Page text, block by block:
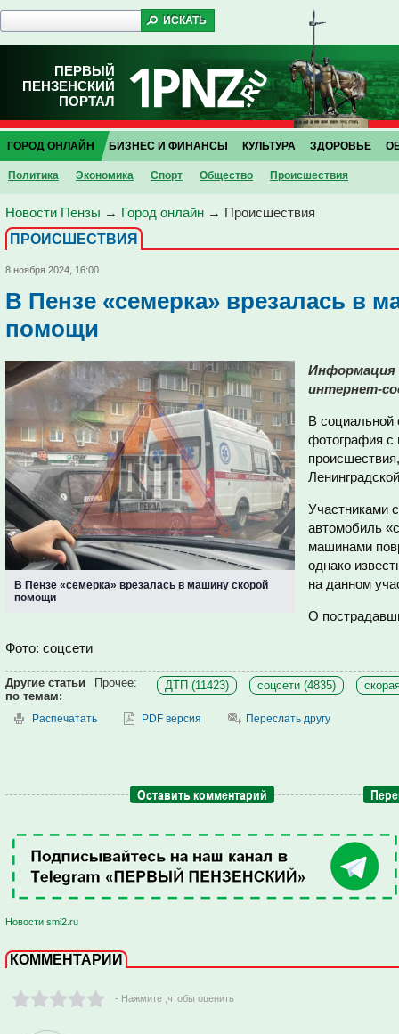
ПЕРВЫЙ
ПЕНЗЕНСКИЙ
ПОРТАЛ
ГОРОД ОНЛАЙН
Политика Экономика Спорт Общество Проиcшествия
БИЗНЕС И ФИНАНСЫ КУЛЬТУРА ЗДОРОВЬЕ
Новости Пензы → Город онлайн → Проиcшествия
ПРОИCШЕСТВИЯ
8 ноября 2024, 16:00
В Пензе «семерка» врезалась в
помощи
В Пензе «семерка» врезалась в машину скорой
помощи
Информация
интернет-
В социальной
фотография с
Участниками
автомобиль
машинами
однако
на данном
О
Фото: соцсети
Другие статьи
по темам:
Прочее: ДТП (11423) соцсети (4835)
Распечатать PDF версия Переслать другу
Оставить комментарий
Новости smi2.ru
КОММЕНТАРИИ
- Нажмите ,чтобы оценить